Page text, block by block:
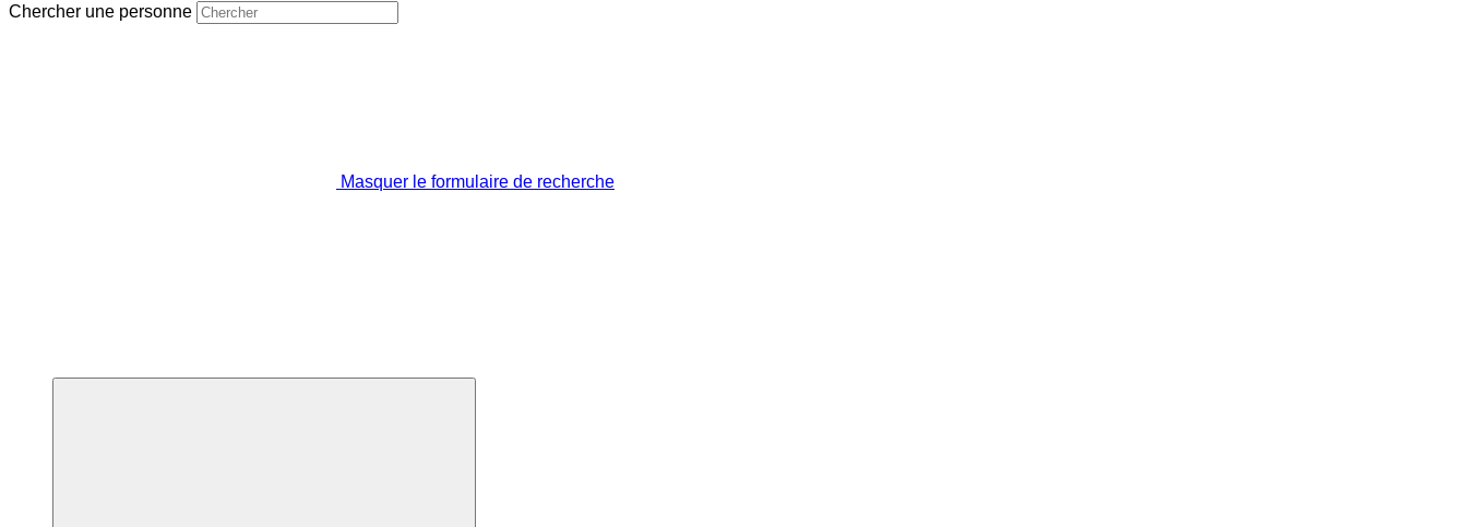
Chercher une personne
Masquer le formulaire de recherche